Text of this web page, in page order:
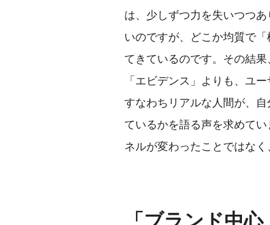
は、少しずつ力を失いつつ
いのですが、どこか均質で
てきているのです。その結
「エビデンス」よりも、ユ
すなわちリアルな人間が、
ているかを語る声を求めて
ネルが変わったことではな